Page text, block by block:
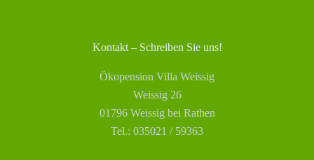
Kontakt – Schreiben Sie uns!
Ökopension Villa Weissig
Weissig 26
01796 Weissig bei Rathen
Tel.: 035021 / 59363